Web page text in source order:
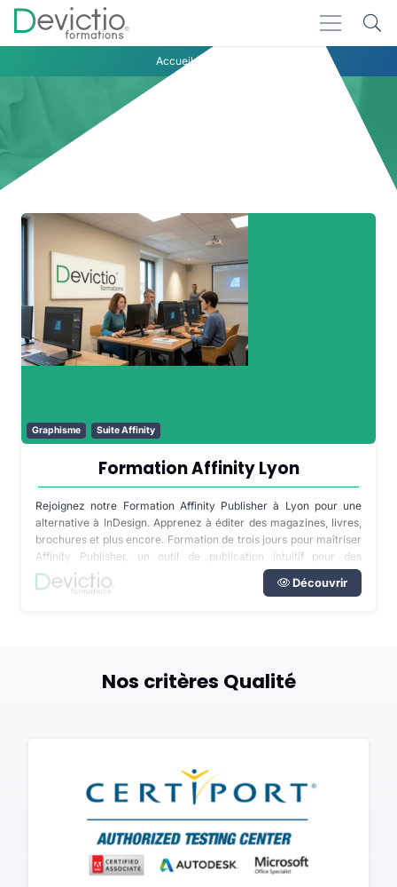
Accueil
Graphisme Suite Affinity
Formation Affinity Lyon
Rejoignez notre Formation Affinity Publisher à Lyon pour une
alternative à InDesign. Apprenez à éditer des magazines, livres,
brochures et plus encore. Formation de trois jours pour maîtriser
Affinity Publisher, un outil de publication intuitif pour des
créations de qualité professionnelle.
Découvrir
Nos critères Qualité